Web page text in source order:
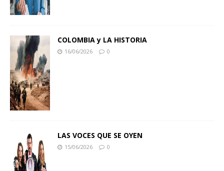
COLOMBIA y LA HISTORIA
16/06/2026 0
LAS VOCES QUE SE OYEN
15/06/2026 0